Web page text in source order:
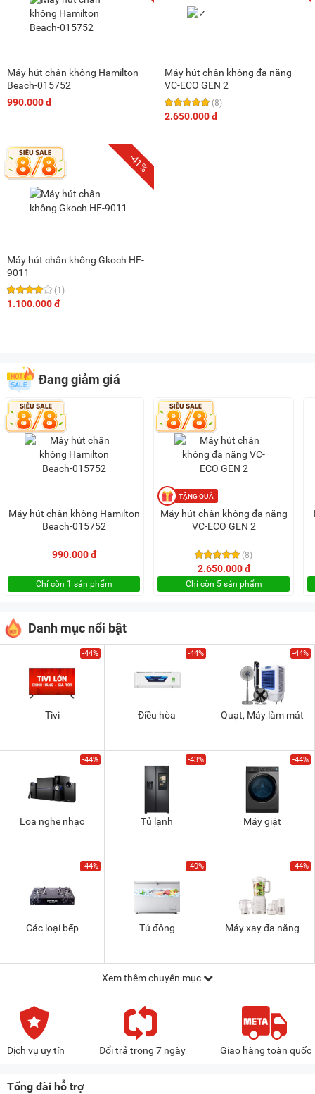
Máy hút chân không Hamilton
Beach-015752
990.000 đ
Máy hút chân không đa năng
VC-ECO GEN 2
(8)
2.650.000 đ
-41%
Máy hút chân không Gkoch HF-
9011
(1)
1.100.000 đ
Đang giảm giá
Máy hút chân không Hamilton
Beach-015752
990.000 đ
Chỉ còn 1 sản phẩm
Máy hút chân không đa năng
VC-ECO GEN 2
(8)
2.650.000 đ
Chỉ còn 5 sản phẩm
Danh mục nổi bật
-44%
Tivi
-44%
Điều hòa
-44%
Quạt, Máy làm mát
-44%
Loa nghe nhạc
-43%
Tủ lạnh
-44%
Máy giặt
-44%
Các loại bếp
-40%
Tủ đông
-44%
Máy xay đa năng
Xem thêm chuyên mục
Dịch vụ uy tín Đổi trả trong 7 ngày Giao hàng toàn quốc
Tổng đài hỗ trợ